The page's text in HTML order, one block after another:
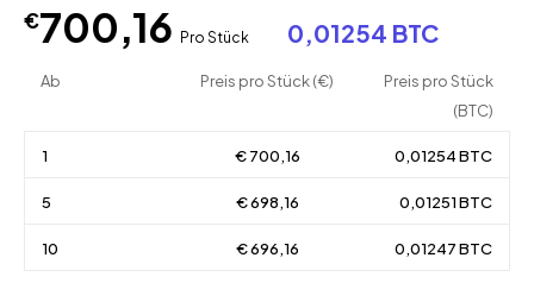
€700,16 Pro Stück 0,01254 BTC
Ab Preis pro Stück (€)
Preis pro Stück
(BTC)
1 € 700,16 0,01254 BTC
5 € 698,16 0,01251 BTC
10 € 696,16 0,01247 BTC